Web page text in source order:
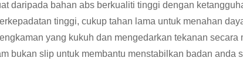
daripada bahan abs berkualiti tinggi dengan
tinggi, cukup tahan lama untuk menahan
yang kukuh dan mengedarkan tekanan secara
bukan slip untuk membantu menstabilkan badan anda